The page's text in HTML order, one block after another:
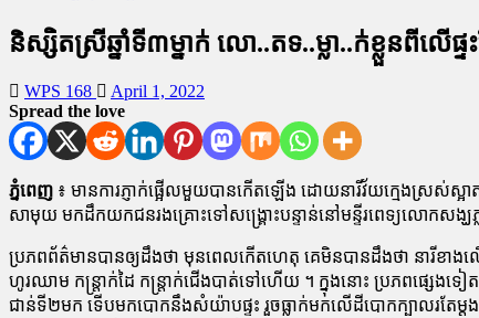
និស្សិតស្រីឆ្នាំទី៣ម្នាក់ លោ..តទ..ម្លា..ក់ខ្លួនពីល
WPS 168
April 1, 2022
Spread the love
ភ្នំពេញ ៖ មានការភ្ញាក់ផ្អើលមួយបានកើតឡើង ដោយនារីវ័យក្មេងស្រស់ស្អ
សាមុយ មកដឹកយកជនរងគ្រោះទៅសង្គ្រោះបន្ទាន់នៅមន្ទីរពេទ្យលោកសង្ឃ
ប្រភពព័ត៌មានបានឲ្យដឹងថា មុនពេលកើតហេតុ គេមិនបានដឹងថា នារីខា
ហូរឈាម កន្ត្រាក់ដៃ កន្ត្រាក់ជើងបាត់ទៅហើយ ។ ក្នុងនោះ ប្រភពផ្សេងទ
ជាន់ទី២មក ទើបមកបោកនឹងសំយ៉ាបផ្ទះ រួចធ្លាក់មកលើដីបោកក្បាលរតែម្ត